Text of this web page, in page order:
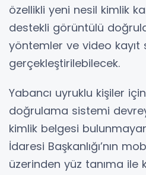
özellikli yeni nesil kimlik
destekli görüntülü
yöntemler ve video kayıt
gerçekleştirilebilecek.
Yabancı uyruklu kişiler
doğrulama sistemi
kimlik belgesi
İdaresi Başkanlığı’nın
üzerinden yüz tanıma ile